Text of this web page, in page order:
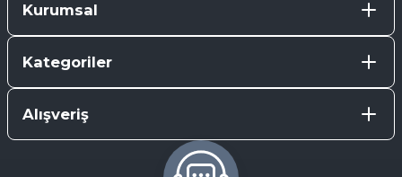
Kurumsal
Kategoriler
Alışveriş